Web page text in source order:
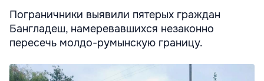
Пограничники выявили пятерых граждан
Бангладеш, намеревавшихся незаконно
пересечь молдо-румынскую границу.